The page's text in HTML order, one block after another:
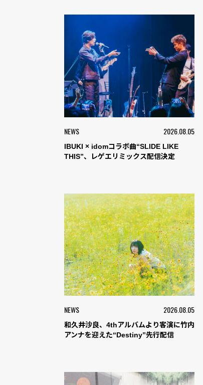
NEWS 2026.08.05
IBUKI × idomコラボ曲“SLIDE LIKE
THIS”、レゲエリミックス配信決定
NEWS 2026.08.05
和久井沙良、4thアルバムより客演に竹内
アンナを迎えた“Destiny”先行配信